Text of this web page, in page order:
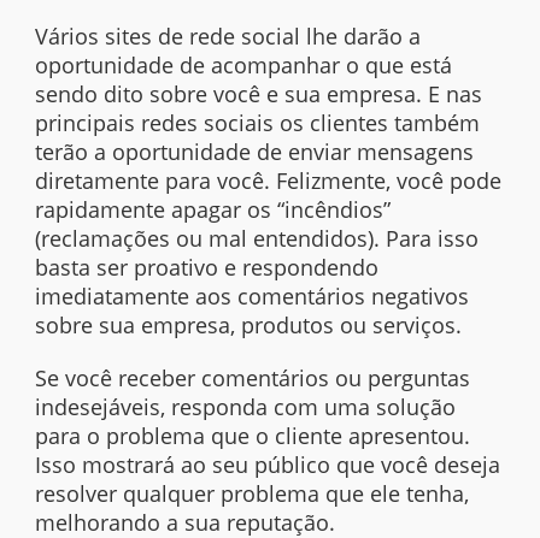
Vários sites de rede social lhe darão a
oportunidade de acompanhar o que está
sendo dito sobre você e sua empresa. E nas
principais redes sociais os clientes também
terão a oportunidade de enviar mensagens
diretamente para você. Felizmente, você pode
rapidamente apagar os “incêndios”
(reclamações ou mal entendidos). Para isso
basta ser proativo e respondendo
imediatamente aos comentários negativos
sobre sua empresa, produtos ou serviços.
Se você receber comentários ou perguntas
indesejáveis, responda com uma solução
para o problema que o cliente apresentou.
Isso mostrará ao seu público que você deseja
resolver qualquer problema que ele tenha,
melhorando a sua reputação.